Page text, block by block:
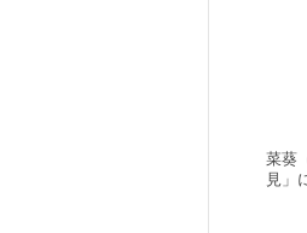
菜葵
見」